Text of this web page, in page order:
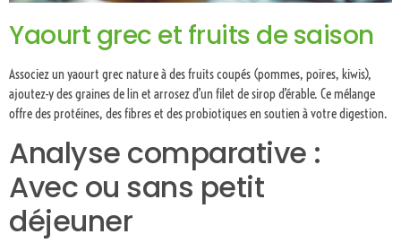
Yaourt grec et fruits de saison
Associez un yaourt grec nature à des fruits coupés (pommes, poires, kiwis),
ajoutez-y des graines de lin et arrosez d’un filet de sirop d’érable. Ce mélange
offre des protéines, des fibres et des probiotiques en soutien à votre digestion.
Analyse comparative :
Avec ou sans petit
déjeuner